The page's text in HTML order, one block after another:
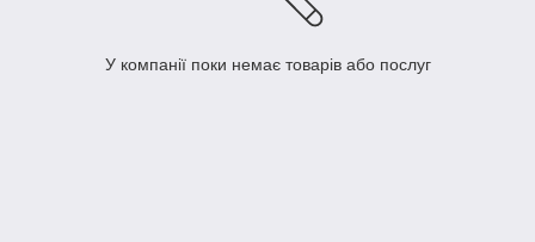
У компанії поки немає товарів або послуг